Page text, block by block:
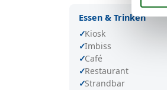
Essen & Trinken
Kiosk
Imbiss
Café
Restaurant
Strandbar